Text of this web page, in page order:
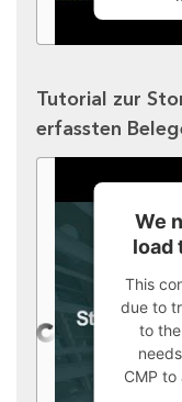
Tutorial zur
erfassten
We
load
This
due to
to
CMP